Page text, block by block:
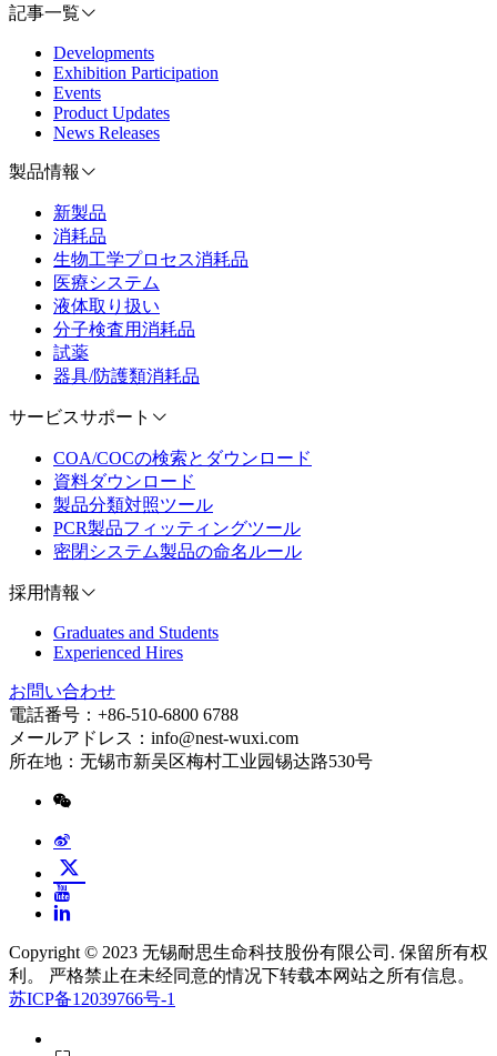
記事一覧
Developments
Exhibition Participation
Events
Product Updates
News Releases
製品情報
新製品
消耗品
生物工学プロセス消耗品
医療システム
液体取り扱い
分子検査用消耗品
試薬
器具/防護類消耗品
サービスサポート
COA/COCの検索とダウンロード
資料ダウンロード
製品分類対照ツール
PCR製品フィッティングツール
密閉システム製品の命名ルール
採用情報
Graduates and Students
Experienced Hires
お問い合わせ
電話番号：+86-510-6800 6788
メールアドレス：info@nest-wuxi.com
所在地：无锡市新吴区梅村工业园锡达路530号
Copyright © 2023 无锡耐思生命科技股份有限公司. 保留所有权
利。 严格禁止在未经同意的情况下转载本网站之所有信息。
苏ICP备12039766号-1